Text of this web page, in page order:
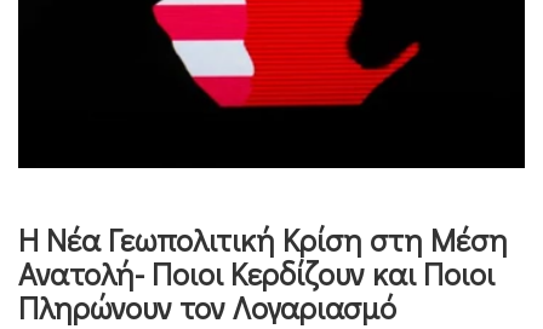
Η Νέα Γεωπολιτική Κρίση στη Μέση
Ανατολή- Ποιοι Κερδίζουν και Ποιοι
Πληρώνουν τον Λογαριασμό